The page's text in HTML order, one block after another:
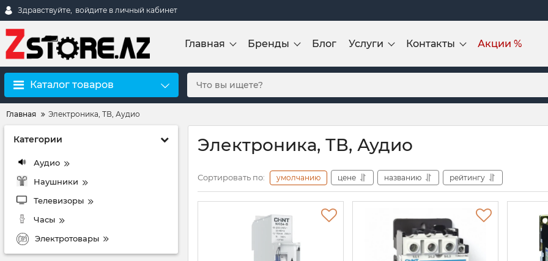
Здравствуйте, войдите в личный кабинет
Главная Бренды Блог Услуги Контакты Акции %
Каталог товаров
Главная Электроника, ТВ, Аудио
Категории
Аудио
Наушники
Телевизоры
Часы
Электротовары
Электроника, ТВ, Аудио
Сортировать по: умолчанию цене названию рейтингу